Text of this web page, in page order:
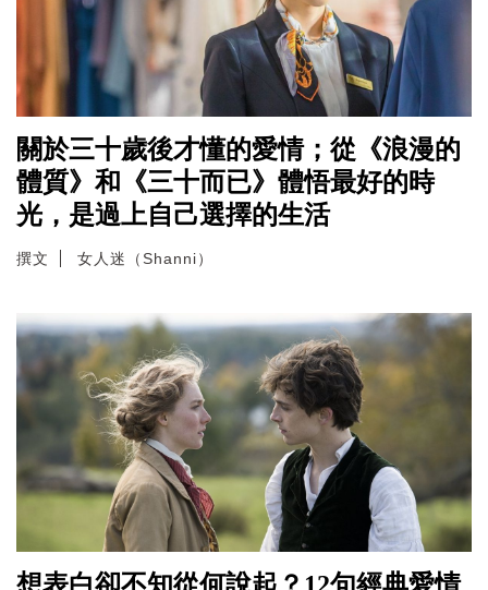
關於三十歲後才懂的愛情；從《浪漫的
體質》和《三十而已》體悟最好的時
光，是過上自己選擇的生活
撰文 女人迷（Shanni）
想表白卻不知從何說起？12句經典愛情